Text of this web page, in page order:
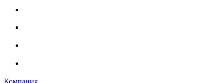
Компания